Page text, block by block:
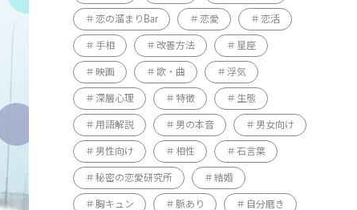
恋の溜まりBar 恋愛 恋活
手相 改善方法 星座
映画 歌・曲 浮気
深層心理 特徴 生態
用語解説 男の本音 男女向け
男性向け 相性 石言葉
秘密の恋愛研究所 結婚
胸キュン 脈あり 自分磨き